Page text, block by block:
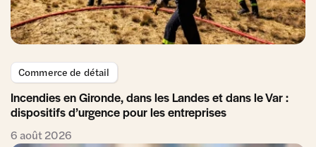
Commerce de détail
Incendies en Gironde, dans les Landes et dans le Var :
dispositifs d’urgence pour les entreprises
6 août 2026